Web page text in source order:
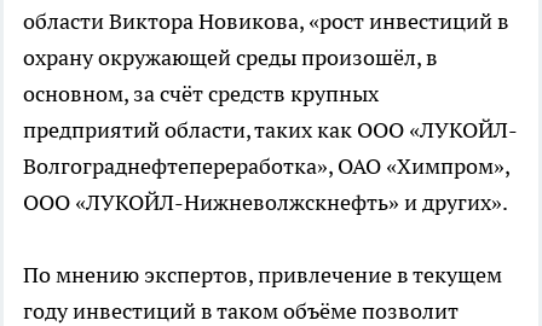
области Виктора Новикова, «рост инвестиций в
охрану окружающей среды произошёл, в
основном, за счёт средств крупных
предприятий области, таких как ООО «ЛУКОЙЛ-
Волгограднефтепереработка», ОАО «Химпром»,
ООО «ЛУКОЙЛ-Нижневолжскнефть» и других».
По мнению экспертов, привлечение в текущем
году инвестиций в таком объёме позволит